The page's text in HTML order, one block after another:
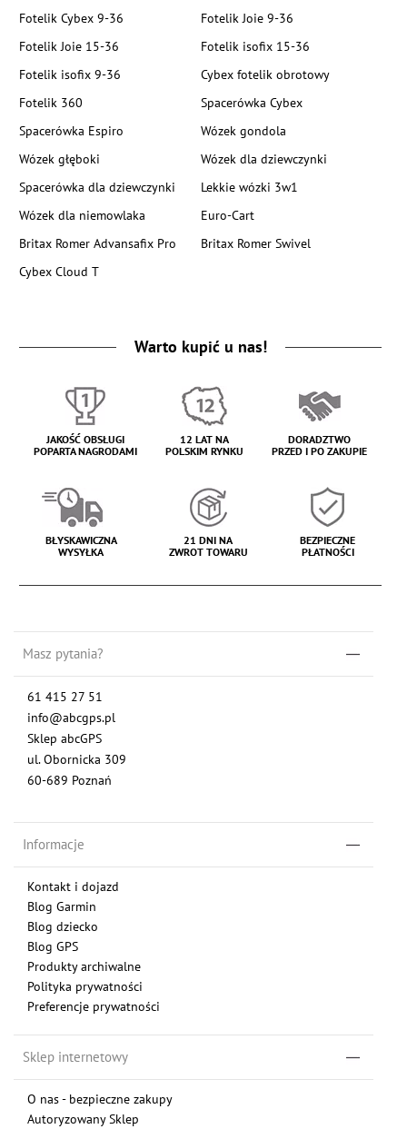
Fotelik Cybex 9-36
Fotelik Joie 9-36
Fotelik Joie 15-36
Fotelik isofix 15-36
Fotelik isofix 9-36
Cybex fotelik obrotowy
Fotelik 360
Spacerówka Cybex
Spacerówka Espiro
Wózek gondola
Wózek głęboki
Wózek dla dziewczynki
Spacerówka dla dziewczynki
Lekkie wózki 3w1
Wózek dla niemowlaka
Euro-Cart
Britax Romer Advansafix Pro
Britax Romer Swivel
Cybex Cloud T
Warto kupić u nas!
JAKOŚĆ OBSŁUGI
POPARTA NAGRODAMI
12 LAT NA
POLSKIM RYNKU
DORADZTWO
PRZED I PO ZAKUPIE
BŁYSKAWICZNA
WYSYŁKA
21 DNI NA
ZWROT TOWARU
BEZPIECZNE
PŁATNOŚCI
Masz pytania?
61 415 27 51
info@abcgps.pl
Sklep abcGPS
ul. Obornicka 309
60-689 Poznań
Informacje
Kontakt i dojazd
Blog Garmin
Blog dziecko
Blog GPS
Produkty archiwalne
Polityka prywatności
Preferencje prywatności
Sklep internetowy
O nas - bezpieczne zakupy
Autoryzowany Sklep